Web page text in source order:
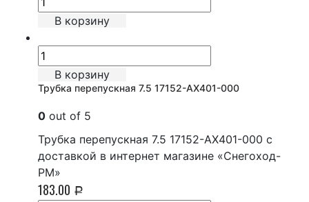
В корзину
В корзину
Трубка перепускная 7.5 17152-AX401-000
0 out of 5
Трубка перепускная 7.5 17152-AX401-000 с
доставкой в интернет магазине «Снегоход-
РМ»
183.00 Р